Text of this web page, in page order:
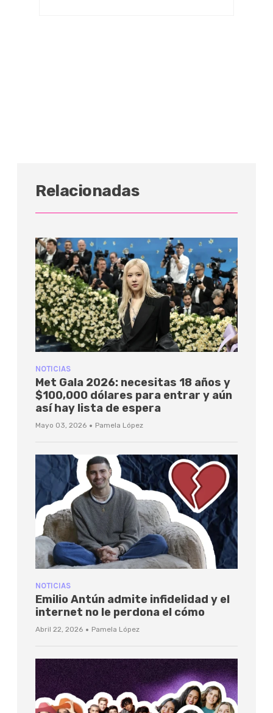
Relacionadas
NOTICIAS
Met Gala 2026: necesitas 18 años y
$100,000 dólares para entrar y aún
así hay lista de espera
Mayo 03, 2026 · Pamela López
NOTICIAS
Emilio Antún admite infidelidad y el
internet no le perdona el cómo
Abril 22, 2026 · Pamela López